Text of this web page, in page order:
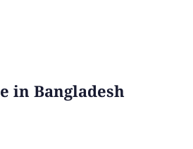
in Bangladesh